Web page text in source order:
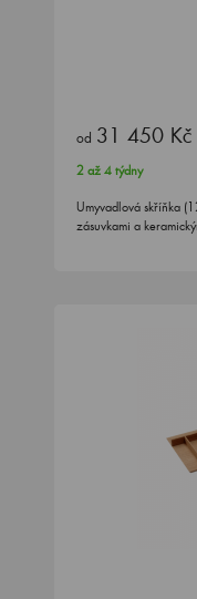
od 31 450 Kč
2 až 4 týdny
Umyvadlová skříňka
zásuvkami a